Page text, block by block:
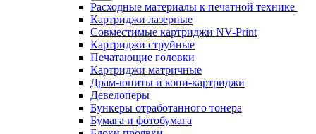
Расходные материалы к печатной технике
Картриджи лазерные
Совместимые картриджи NV-Print
Картриджи струйные
Печатающие головки
Картриджи матричные
Драм-юниты и копи-картриджи
Девелоперы
Бункеры отработанного тонера
Бумага и фотобумага